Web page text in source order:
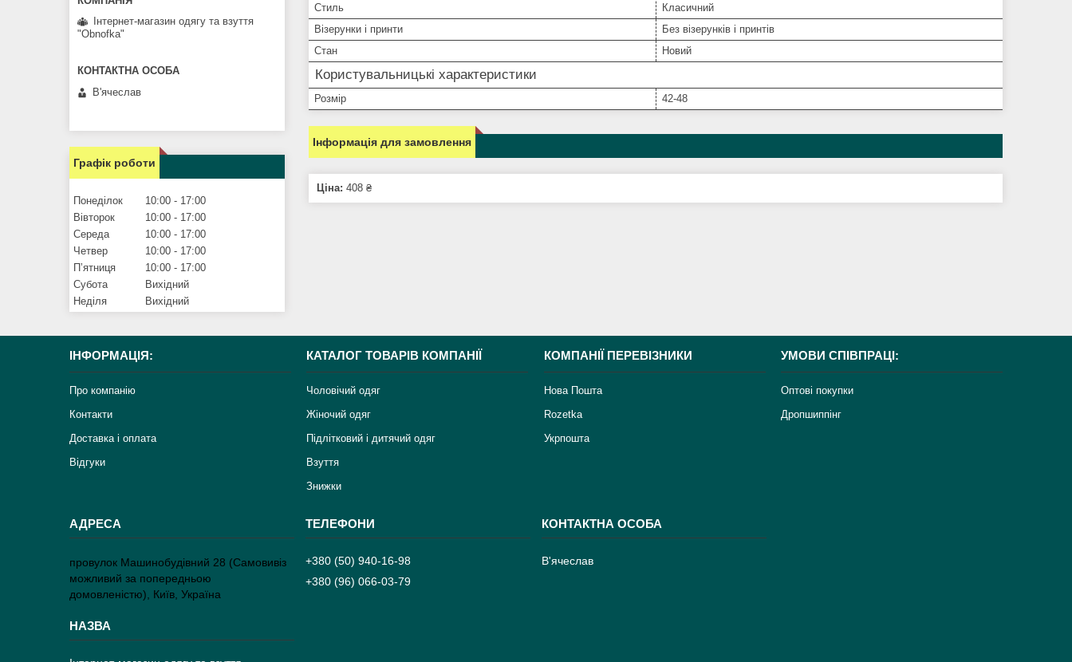
Стиль
Класичний
Візерунки і принти
Без візерунків і принтів
Стан
Новий
Користувальницькі характеристики
Розмір 42-48
Інформація для замовлення
Ціна: 408 ₴
Інтернет-магазин одягу та взуття
"Obnofka"
В'ячеслав
Графік роботи
Понеділок 10:00
17:00
Вівторок
10:00
17:00
Середа
10:00
17:00
Четвер
10:00
17:00
Пʼятниця
10:00
17:00
Субота
Вихідний
Неділя
Вихідний
ІНФОРМАЦІЯ:
Про компанію
Контакти
Доставка і оплата
Відгуки
КАТАЛОГ ТОВАРІВ КОМПАНІЇ
Чоловічий одяг
Жіночий одяг
Підлітковий і дитячий одяг
Взуття
Знижки
КОМПАНІЇ ПЕРЕВІЗНИКИ
Нова Пошта
Rozetka
Укрпошта
УМОВИ СПІВПРАЦІ:
Оптові покупки
Дропшиппінг
провулок Машинобудівний 28 (Самовивіз
можливий за попередньою
домовленістю), Київ, Україна
+380 (50) 940-16-98
+380 (96) 066-03-79
В'ячеслав